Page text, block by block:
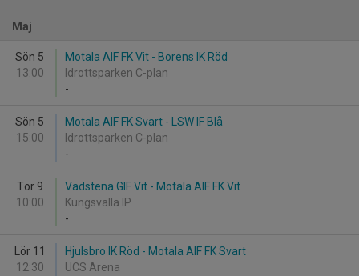
Maj
Sön 5
13:00
Motala AIF FK Vit - Borens IK Röd
Idrottsparken C-plan
-
Sön 5
15:00
Motala AIF FK Svart - LSW IF Blå
Idrottsparken C-plan
-
Tor 9
10:00
Vadstena GIF Vit - Motala AIF FK Vit
Kungsvalla IP
-
Lör 11
12:30
Hjulsbro IK Röd - Motala AIF FK Svart
UCS Arena